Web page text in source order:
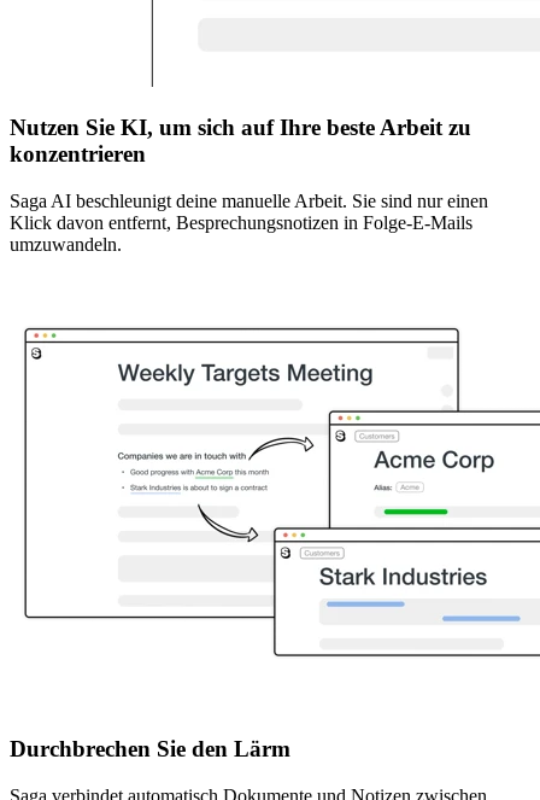
Nutzen Sie KI, um sich auf Ihre beste Arbeit zu
konzentrieren
Saga AI beschleunigt deine manuelle Arbeit. Sie sind nur einen
Klick davon entfernt, Besprechungsnotizen in Folge-E-Mails
umzuwandeln.
Durchbrechen Sie den Lärm